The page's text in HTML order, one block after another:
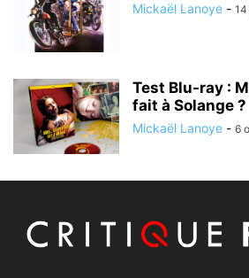
Mickaël Lanoye -
Test Blu-ray :
fait à Solange ?
Mickaël Lanoye - 6